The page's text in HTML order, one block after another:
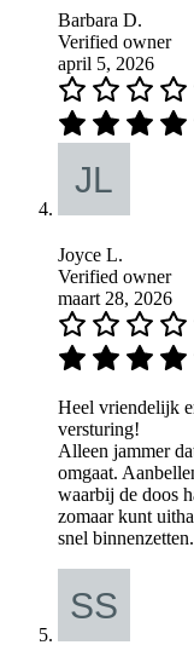
Barbara D.
Verified owner
april 5, 2026
Joyce L.
Verified owner
maart 28, 2026
Heel vriendelijk
versturing!
Alleen jammer
omgaat.
waarbij de doos
zomaar kunt
snel